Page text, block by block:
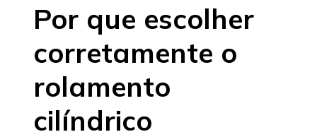
Por que escolher
corretamente o
rolamento
cilíndrico